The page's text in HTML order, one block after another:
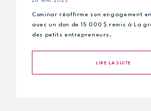
Cominar réaffirme son engagement
avec un don de 15 000 $ remis à La
des petits entrepreneurs.
LIRE LA SUITE